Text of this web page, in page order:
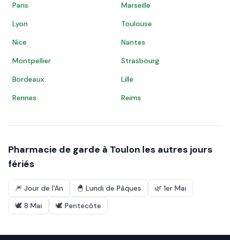
Paris
Marseille
Lyon
Toulouse
Nice
Nantes
Montpellier
Strasbourg
Bordeaux
Lille
Rennes
Reims
Pharmacie de garde à Toulon les autres jours
fériés
🎆 Jour de l'An 🐣 Lundi de Pâques 🌿 1er Mai
🕊️ 8 Mai 🕊️ Pentecôte